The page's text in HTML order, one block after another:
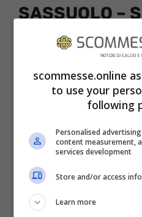
SASSUOLO –
DIRETTA TV E
Sassuolo – Spezia
esclusivamente per
stessa trasmissione
vista anche sui
l’app dedicata. La
quest’anno, detiene i
di tutte le partite del
scommesse.online
to use your
following
Personalised
content measurement,
services development
Store and/or access
Learn more